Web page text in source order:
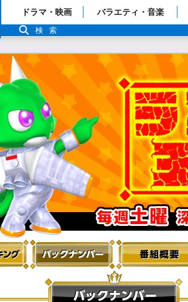
「TBSテレビ」トップページ
番組表
ドラマ・映画 バラエティ・音楽
検索